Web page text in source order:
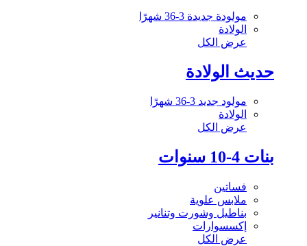
مولودة جديدة 3-36 شهرًا
الولادة
عرض الكل
حديث الولادة
مولود جديد 3-36 شهرًا
الولادة
عرض الكل
بنات 4-10 سنوات
فساتين
ملابس علوية
بناطيل وشورت وتنانير
إكسسوارات
عرض الكل